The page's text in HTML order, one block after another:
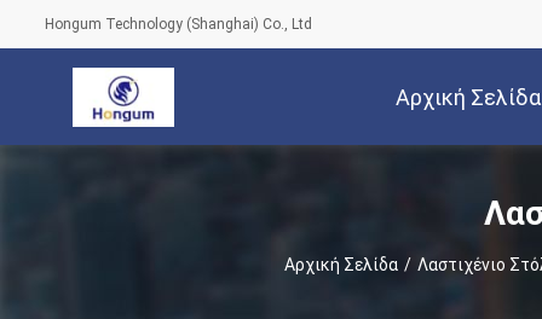
Hongum Technology (Shanghai) Co., Ltd
Αρχική Σελίδα
Αρχική Σελίδα / Λαστιχένιο